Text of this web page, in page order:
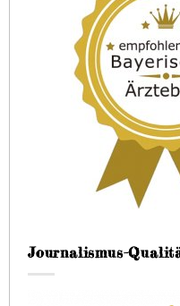
Journalismus-